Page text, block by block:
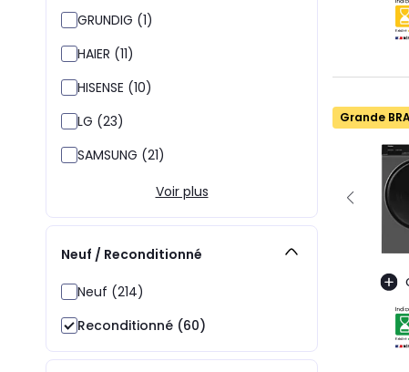
GRUNDIG (1)
HAIER (11)
HISENSE (10)
LG (23)
SAMSUNG (21)
Voir plus
Neuf / Reconditionné
Neuf (214)
Reconditionné (60)
Grande